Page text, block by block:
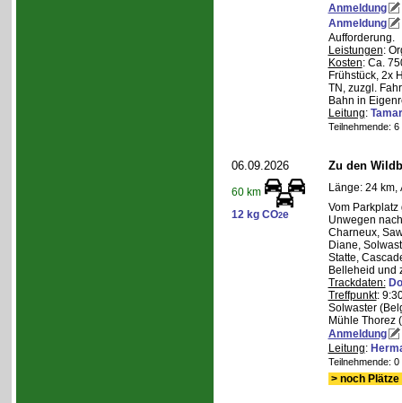
Anmeldung
Anmeldung
Aufforderung.
Leistungen:
Kosten: Ca.
Frühstück, 2x
TN, zuzgl.
Bahn in
Leitung:
Teilnehmende:
06.09.2026
60 km
12 kg CO2e
Zu den
Länge: 24 km,
Vom
Unwegen
Charneux,
Diane,
Statte,
Belleheid und
Trackdaten:
Treffpunkt:
Solwaster
Mühle Thorez
Anmeldung
Leitung:
Teilnehmende:
> noch